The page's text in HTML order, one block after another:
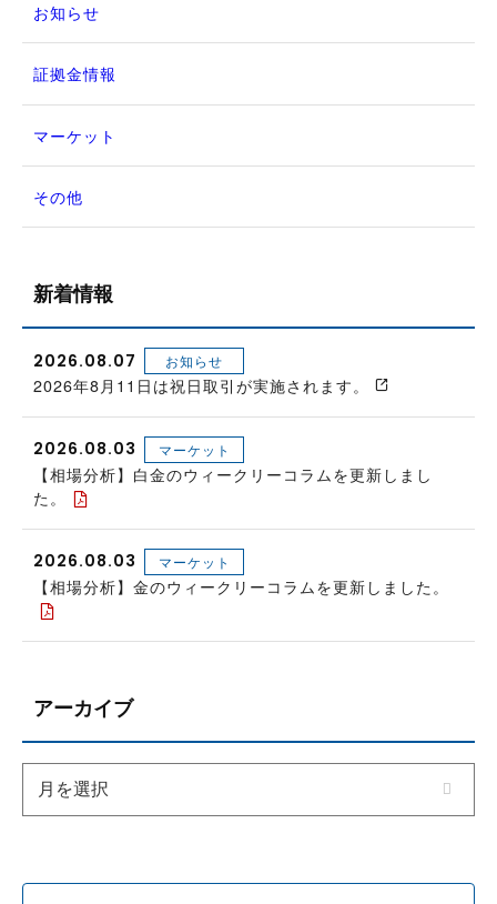
お知らせ
証拠金情報
マーケット
その他
新着情報
2026.08.07 お知らせ
2026年8月11日は祝日取引が実施されます。
2026.08.03 マーケット
【相場分析】白金のウィークリーコラムを更新しまし
た。
2026.08.03 マーケット
【相場分析】金のウィークリーコラムを更新しました。
アーカイブ